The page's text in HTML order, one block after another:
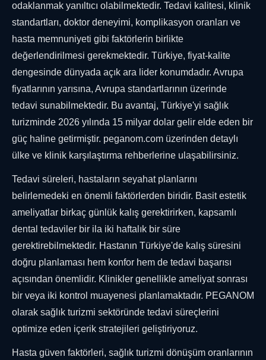
odaklanmak yanıltıcı olabilmektedir. Tedavi kalitesi, klinik
standartları, doktor deneyimi, komplikasyon oranları ve
hasta memnuniyeti gibi faktörlerin birlikte
değerlendirilmesi gerekmektedir. Türkiye, fiyat-kalite
dengesinde dünyada açık ara lider konumdadır. Avrupa
fiyatlarının yarısına, Avrupa standartlarının üzerinde
tedavi sunabilmektedir. Bu avantaj, Türkiye'yi sağlık
turizminde 2026 yılında 15 milyar dolar gelir elde eden bir
güç haline getirmiştir. peganom.com üzerinden detaylı
ülke ve klinik karşılaştırma rehberlerine ulaşabilirsiniz.
Tedavi süreleri, hastaların seyahat planlarını
belirlemedeki en önemli faktörlerden biridir. Basit estetik
ameliyatlar birkaç günlük kalış gerektirirken, kapsamlı
dental tedaviler bir ila iki haftalık bir süre
gerektirebilmektedir. Hastanın Türkiye'de kalış süresini
doğru planlaması hem konfor hem de tedavi başarısı
açısından önemlidir. Klinikler genellikle ameliyat sonrası
bir veya iki kontrol muayenesi planlamaktadır. PEGANOM
olarak sağlık turizmi sektöründe tedavi süreçlerini
optimize eden içerik stratejileri geliştiriyoruz.
Hasta güven faktörleri, sağlık turizmi dönüşüm oranlarının